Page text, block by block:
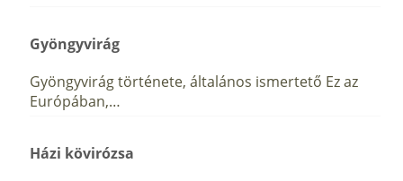
Gyöngyvirág
Gyöngyvirág története, általános ismertető Ez az
Európában,…
Házi kövirózsa